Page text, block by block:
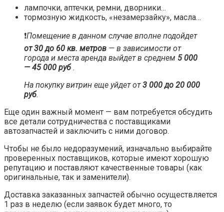
лампочки, аптечки, ремни, дворники…
тормозную жидкость, «незамерзайку», масла…
❗️Помещение в данном случае вполне подойдет
от 30 до 60 кв. метров — в зависимости от
города и места аренда выйдет в среднем 5 000
— 45 000 руб .
На покупку витрин еще уйдет от3 000 до 20 000
руб.
Еще один важный момент — вам потребуется обсудить
все детали сотрудничества с поставщиками
автозапчастей и заключить с ними договор.
Чтобы не было недоразумений, изначально выбирайте
проверенных поставщиков, которые имеют хорошую
репутацию и поставляют качественные товары (как
оригинальные, так и заменители).
Доставка заказанных запчастей обычно осуществляется
1 раз в неделю (если заявок будет много, то